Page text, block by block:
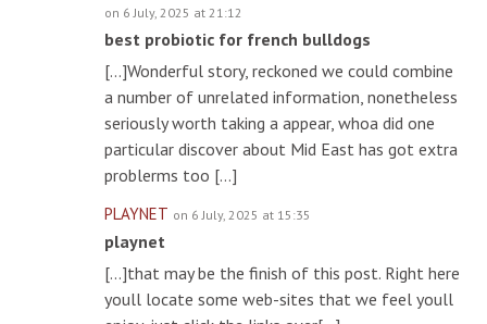
on 6 July, 2025 at 21:12
best probiotic for french bulldogs
[…]Wonderful story, reckoned we could combine
a number of unrelated information, nonetheless
seriously worth taking a appear, whoa did one
particular discover about Mid East has got extra
problerms too […]
PLAYNET on 6 July, 2025 at 15:35
playnet
[…]that may be the finish of this post. Right here
youll locate some web-sites that we feel youll